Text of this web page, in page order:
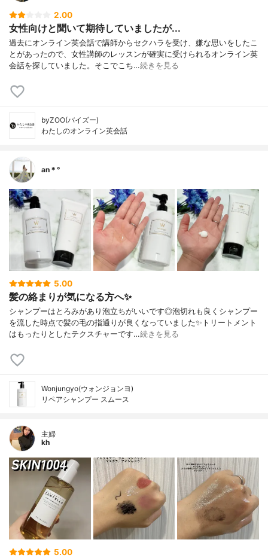
2.00
女性向けと聞いて期待していましたが...
過去にオンライン英会話で講師からセクハラを受け、嫌な思いをしたこ
とがあったので、女性講師のレッスンが確実に受けられるオンライン英
会話を探していました。そこでこち…続きを見る
byZOO(バイズー)
わたしのオンライン英会話
an＊°
5.00
髪の絡まりが気になる方へ✨
シャンプーはとろみがあり泡立ちがいいです◎泡切れも良くシャンプー
を流した時点で髪の毛の指通りが良くなっていました✨トリートメント
はもったりとしたテクスチャーです…続きを見る
Wonjungyo(ウォンジョンヨ)
リペアシャンプー スムース
主婦
kh
5.00